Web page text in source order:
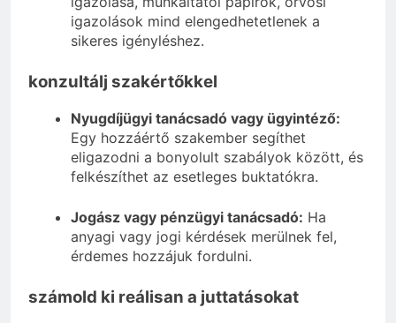
igazolások mind elengedhetetlenek a
sikeres igényléshez.
konzultálj szakértőkkel
Nyugdíjügyi tanácsadó vagy ügyintéző:
Egy hozzáértő szakember segíthet
eligazodni a bonyolult szabályok között, és
felkészíthet az esetleges buktatókra.
Jogász vagy pénzügyi tanácsadó: Ha
anyagi vagy jogi kérdések merülnek fel,
érdemes hozzájuk fordulni.
számold ki reálisan a juttatásokat